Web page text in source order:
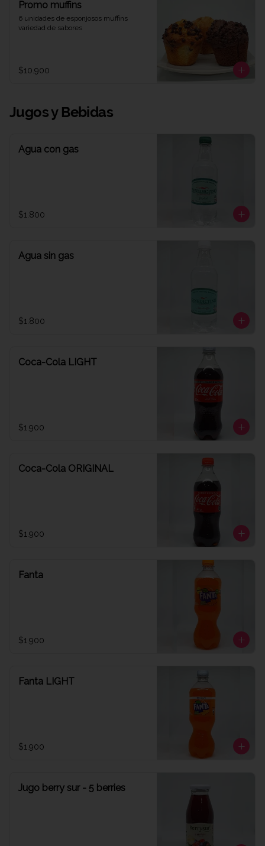
Promo muffins
6 unidades de esponjosos muffins
variedad de sabores
$10.900
Jugos y Bebidas
Agua con gas
$1.800
Agua sin gas
$1.800
Coca-Cola LIGHT
$1.900
Coca-Cola ORIGINAL
$1.900
Fanta
$1.900
Fanta LIGHT
$1.900
Jugo berry sur - 5 berries